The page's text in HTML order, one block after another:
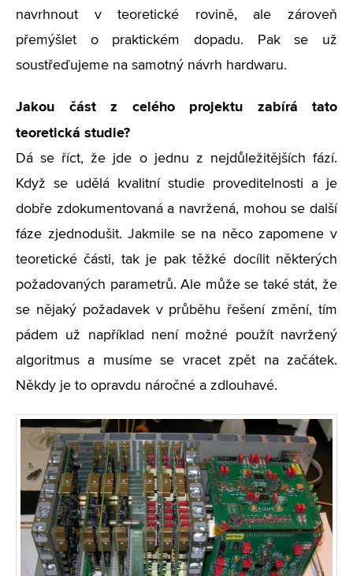
navrhnout v teoretické rovině, ale zároveň
přemýšlet o praktickém dopadu. Pak se už
soustřeďujeme na samotný návrh hardwaru.
Jakou část z celého projektu zabírá tato
teoretická studie?
Dá se říct, že jde o jednu z nejdůležitějších fází.
Když se udělá kvalitní studie proveditelnosti a je
dobře zdokumentovaná a navržená, mohou se další
fáze zjednodušit. Jakmile se na něco zapomene v
teoretické části, tak je pak těžké docílit některých
požadovaných parametrů. Ale může se také stát, že
se nějaký požadavek v průběhu řešení změní, tím
pádem už například není možné použít navržený
algoritmus a musíme se vracet zpět na začátek.
Někdy je to opravdu náročné a zdlouhavé.